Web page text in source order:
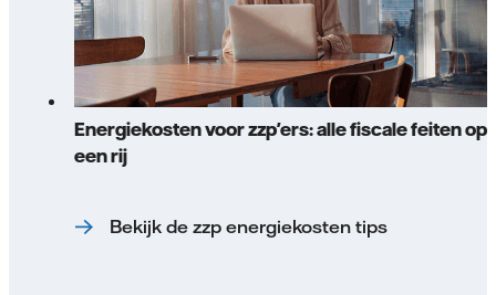
Energiekosten voor zzp'ers: alle fiscale feiten op
een rij
Bekijk de zzp energiekosten tips